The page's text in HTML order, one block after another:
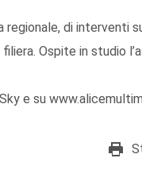
regionale, di interventi
Ospite in studio
e su